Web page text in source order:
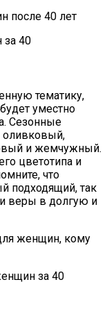
40
тематику,
уместно
Сезонные
оливковый,
и жемчужный.
цветотипа и
что
подходящий, так
веры в долгую и
за 40